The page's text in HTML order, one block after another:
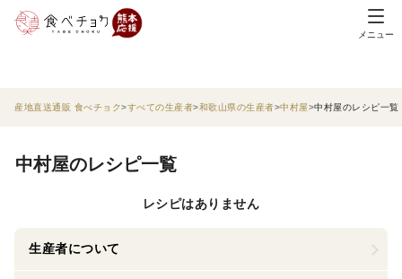
メニュー
産地直送通販 食べチョク すべての生産者 和歌山県の生産者 中村屋 中村屋のレシピ一覧
中村屋のレシピ一覧
レシピはありません
生産者について